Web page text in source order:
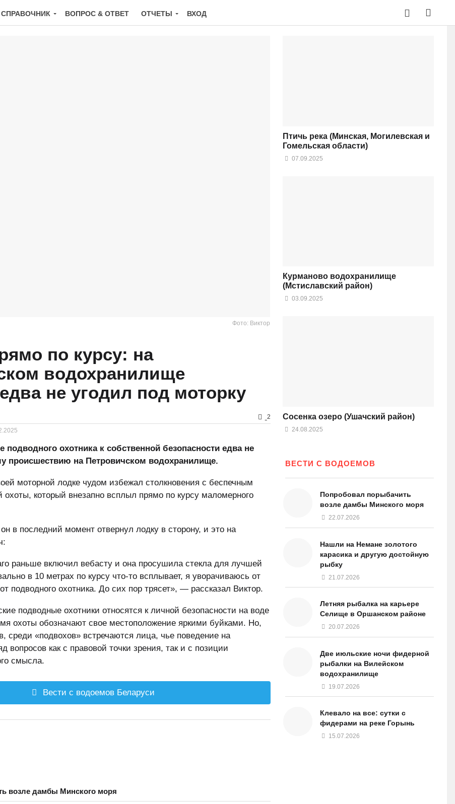
СПРАВОЧНИК ВОПРОС & ОТВЕТ ОТЧЕТЫ ВХОД
Фото: Виктор
по курсу: на
водохранилище
не угодил под моторку
2
подводного охотника к собственной безопасности едва не
происшествию на Петровичском водохранилище.
моторной лодке чудом избежал столкновения с беспечным
который внезапно всплыл прямо по курсу маломерного
в последний момент отвернул лодку в сторону, и это на
раньше включил вебасту и она просушила стекла для лучшей
в 10 метрах по курсу что-то всплывает, я уворачиваюсь от
подводного охотника. До сих пор трясет», — рассказал Виктор.
подводные охотники относятся к личной безопасности на воде
охоты обозначают свое местоположение яркими буйками. Но,
среди «подвохов» встречаются лица, чье поведение на
вопросов как с правовой точки зрения, так и с позиции
смысла.
Вести с водоемов Беларуси
возле дамбы Минского моря
Птичь река (Минская, Могилевская и
Гомельская области)
07.09.2025
Курманово водохранилище
(Мстиславский район)
03.09.2025
Сосенка озеро (Ушачский район)
24.08.2025
ВЕСТИ С ВОДОЕМОВ
Попробовал порыбачить
возле дамбы Минского моря
22.07.2026
Нашли на Немане золотого
карасика и другую достойную
рыбку
21.07.2026
Летняя рыбалка на карьере
Селище в Оршанском районе
20.07.2026
Две июльские ночи фидерной
рыбалки на Вилейском
водохранилище
19.07.2026
Клевало на все: сутки с
фидерами на реке Горынь
15.07.2026